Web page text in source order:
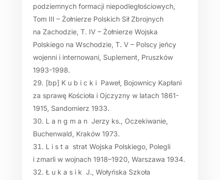
podziemnych formacji niepodległościowych,
Tom III – Żołnierze Polskich Sił Zbrojnych
na Zachodzie,T. IV – Żołnierze Wojska
Polskiego na Wschodzie, T. V – Polscy jeńcy
wojenni i internowani, Suplement, Pruszków
1993-1998.
[bp] K u b i c k i Paweł, Bojownicy Kapłani
za sprawę Kościoła i Ojczyzny w latach 1861-
1915, Sandomierz 1933.
L a n g m a n Jerzy ks., Oczekiwanie,
Buchenwald, Kraków 1973.
L i s t a strat Wojska Polskiego, Polegli
i zmarli w wojnach 1918–1920, Warszawa 1934.
Ł u k a s i k J., Wołyńska Szkoła